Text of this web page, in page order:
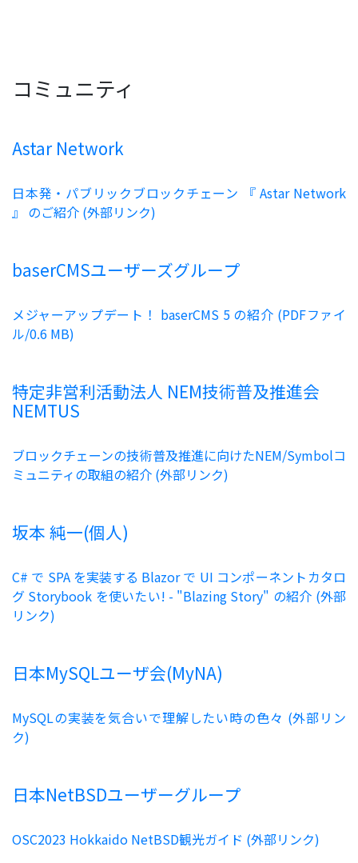
コミュニティ
Astar Network
日本発・パブリックブロックチェーン 『 Astar Network
』 のご紹介 (外部リンク)
baserCMSユーザーズグループ
メジャーアップデート！ baserCMS 5 の紹介 (PDFファイ
ル/0.6 MB)
特定非営利活動法人 NEM技術普及推進会
NEMTUS
ブロックチェーンの技術普及推進に向けたNEM/Symbolコ
ミュニティの取組の紹介 (外部リンク)
坂本 純一(個人)
C# で SPA を実装する Blazor で UI コンポーネントカタロ
グ Storybook を使いたい! - "Blazing Story" の紹介 (外部
リンク)
日本MySQLユーザ会(MyNA)
MySQLの実装を気合いで理解したい時の色々 (外部リン
ク)
日本NetBSDユーザーグループ
OSC2023 Hokkaido NetBSD観光ガイド (外部リンク)